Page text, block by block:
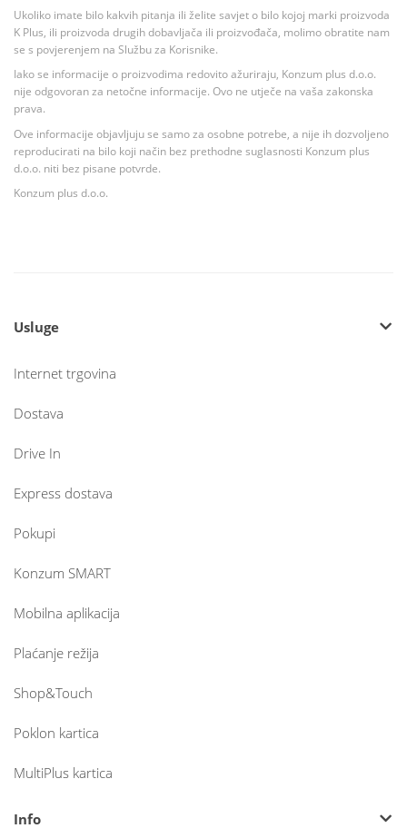
Ukoliko imate bilo kakvih pitanja ili želite savjet o bilo kojoj marki proizvoda
K Plus, ili proizvoda drugih dobavljača ili proizvođača, molimo obratite nam
se s povjerenjem na Službu za Korisnike.
Iako se informacije o proizvodima redovito ažuriraju, Konzum plus d.o.o.
nije odgovoran za netočne informacije. Ovo ne utječe na vaša zakonska
prava.
Ove informacije objavljuju se samo za osobne potrebe, a nije ih dozvoljeno
reproducirati na bilo koji način bez prethodne suglasnosti Konzum plus
d.o.o. niti bez pisane potvrde.
Konzum plus d.o.o.
Usluge
Internet trgovina
Dostava
Drive In
Express dostava
Pokupi
Konzum SMART
Mobilna aplikacija
Plaćanje režija
Shop&Touch
Poklon kartica
MultiPlus kartica
Info